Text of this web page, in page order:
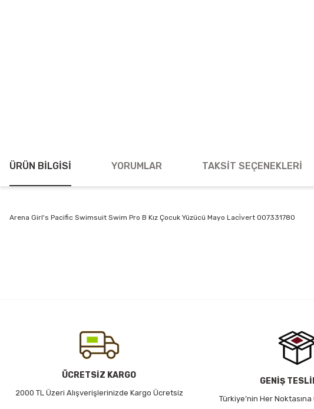
ÜRÜN BILGISI YORUMLAR TAKSIT SEÇENEKLERI
Arena Girl's Pacific Swimsuit Swim Pro B Kız Çocuk Yüzücü Mayo Laci̇vert 007331780
Ürün bilgilerinde hatalar bulunuyor.
Ürün fiyatı diğer sitelerden daha pahalı.
Bu ürüne benzer farklı alternatifler olmalı.
ÜCRETSİZ KARGO
2000 TL Üzeri Alışverişlerinizde Kargo Ücretsiz
GENİŞ
Türkiye’nin Her